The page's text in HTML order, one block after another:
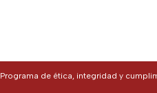
Programa de ética, integridad y